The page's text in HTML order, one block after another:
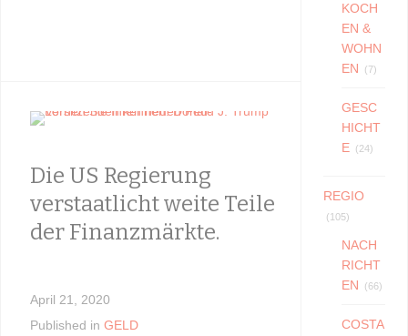
Published
Die US Regierung
verstaatlicht weite Teile
der Finanzmärkte.
April 21, 2020
Published in GELD
5G -
macht
April 19,
KOCH
EN &
WOHN
EN
(7)
GESC
HICHT
E
(24)
REGIO
(105)
NACH
RICHT
EN
(66)
COSTA